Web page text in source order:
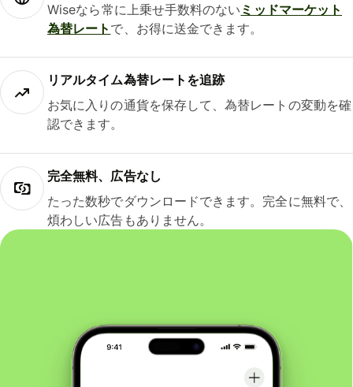
Wiseなら常に上乗せ手数料のない ミッドマーケット
為替レート で、お得に送金できます。
リアルタイム為替レートを追跡
お気に入りの通貨を保存して、為替レートの変動を確
認できます。
完全無料、広告なし
たった数秒でダウンロードできます。完全に無料で、
煩わしい広告もありません。